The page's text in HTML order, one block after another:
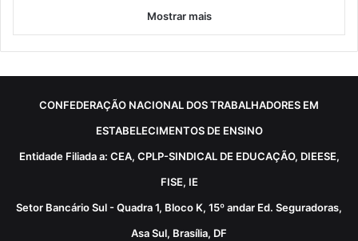
Mostrar mais
CONFEDERAÇÃO NACIONAL DOS TRABALHADORES EM
ESTABELECIMENTOS DE ENSINO
Entidade Filiada a: CEA, CPLP-SINDICAL DE EDUCAÇÃO, DIEESE,
FISE, IE
Setor Bancário Sul - Quadra 1, Bloco K, 15º andar Ed. Seguradoras,
Asa Sul, Brasília, DF